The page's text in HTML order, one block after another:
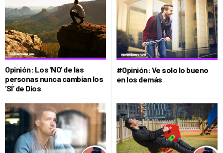
Opinión: Los ‘NO’ de las
personas nunca cambian los
‘SÍ’ de Dios
#Opinión: Ve solo lo bueno
en los demás